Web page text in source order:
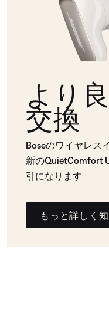
より
交換
Boseのワイヤレス
新のQuietComfort
引になります
もっと詳しく